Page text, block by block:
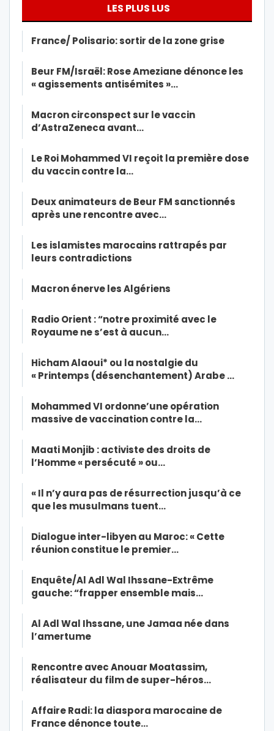
LES PLUS LUS
France/ Polisario: sortir de la zone grise
Beur FM/Israël: Rose Ameziane dénonce les
« agissements antisémites »…
Macron circonspect sur le vaccin
d’AstraZeneca avant…
Le Roi Mohammed VI reçoit la première dose
du vaccin contre la…
Deux animateurs de Beur FM sanctionnés
après une rencontre avec…
Les islamistes marocains rattrapés par
leurs contradictions
Macron énerve les Algériens
Radio Orient : “notre proximité avec le
Royaume ne s’est à aucun…
Hicham Alaoui* ou la nostalgie du
« Printemps (désenchantement) Arabe …
Mohammed VI ordonne’une opération
massive de vaccination contre la…
Maati Monjib : activiste des droits de
l’Homme « persécuté » ou…
« Il n’y aura pas de résurrection jusqu’à ce
que les musulmans tuent…
Dialogue inter-libyen au Maroc: « Cette
réunion constitue le premier…
Enquête/Al Adl Wal Ihssane-Extrême
gauche: “frapper ensemble mais…
Al Adl Wal Ihssane, une Jamaa née dans
l’amertume
Rencontre avec Anouar Moatassim,
réalisateur du film de super-héros…
Affaire Radi: la diaspora marocaine de
France dénonce toute…